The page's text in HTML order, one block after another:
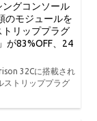
ングコンソール
のモジュールを
リッププラグ
が83%OFF、24
32Cに搭載され
ストリッププラグ